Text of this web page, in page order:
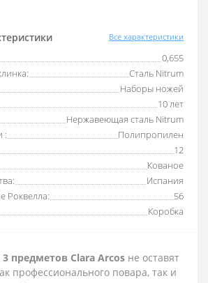
Все характеристики
0,655
Сталь Nitrum
Наборы ножей
10 лет
Нержавеющая сталь Nitrum
:
Полипропилен
12
Кованое
Испания
Роквелла:
56
Коробка
предметов Clara Arcos не оставят
профессионального повара, так и